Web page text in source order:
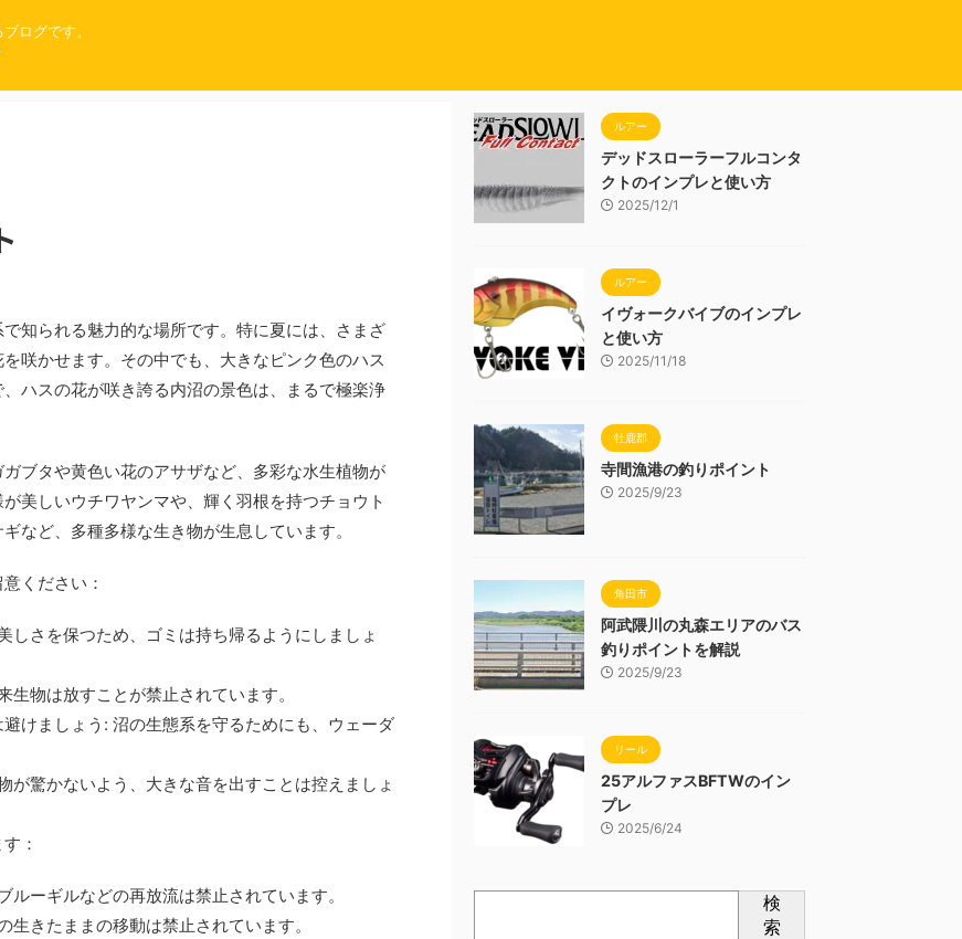
ログです。
知られる魅力的な場所です。特に夏には、さまざ
咲かせます。その中でも、大きなピンク色のハス
ハスの花が咲き誇る内沼の景色は、まるで極楽浄
ブタや黄色い花のアサザなど、多彩な水生植物が
美しいウチワヤンマや、輝く羽根を持つチョウト
など、多種多様な生き物が生息しています。
ください：
しさを保つため、ゴミは持ち帰るようにしましょ
物は放すことが禁止されています。
けましょう: 沼の生態系を守るためにも、ウェーダ
が驚かないよう、大きな音を出すことは控えましょ
：
ーギルなどの再放流は禁止されています。
きたままの移動は禁止されています。
ルアー
デッドスローラーフルコンタ
クトのインプレと使い方
2025/12/1
ルアー
イヴォークバイブのインプレ
と使い方
2025/11/18
牡鹿郡
寺間漁港の釣りポイント
2025/9/23
角田市
阿武隈川の丸森エリアのバス
釣りポイントを解説
2025/9/23
リール
25アルファスBFTWのイン
プレ
2025/6/24
検
索